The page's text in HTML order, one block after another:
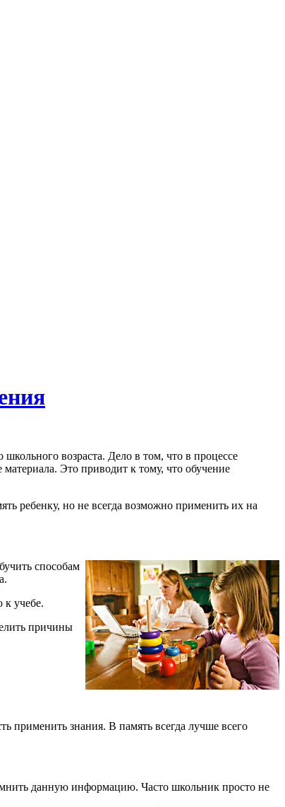
возраста. Дело в том, что в процессе
Это приводит к тому, что обучение
ребенку, но не всегда возможно применить их на
способам
учебе.
причины
применить знания. В память всегда лучше всего
данную информацию. Часто школьник просто не